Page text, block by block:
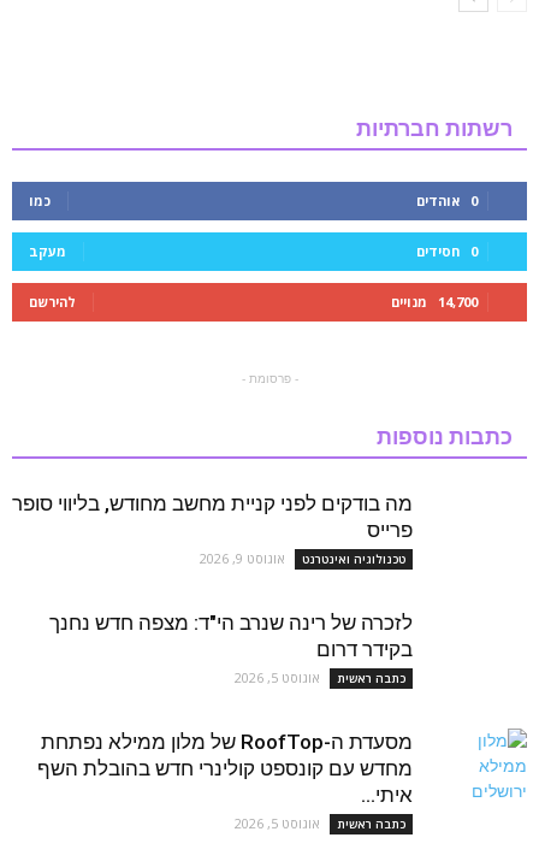
רשתות חברתיות
0 אוהדים כמו
0 חסידים מעקב
14,700 מנויים להירשם
- פרסומת -
כתבות נוספות
מה בודקים לפני קניית מחשב מחודש, בליווי סופר
פרייס
טכנולוגיה ואינטרנט אוגוסט 9, 2026
לזכרה של רינה שנרב הי"ד: מצפה חדש נחנך
בקידר דרום
כתבה ראשית אוגוסט 5, 2026
מסעדת ה-RoofTop של מלון ממילא נפתחת
מחדש עם קונספט קולינרי חדש בהובלת השף
איתי...
כתבה ראשית אוגוסט 5, 2026